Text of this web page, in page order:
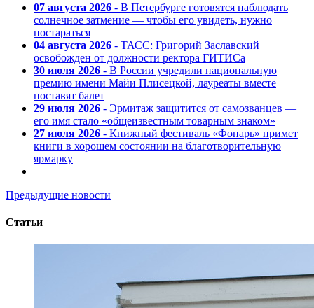
07 августа 2026 - В Петербурге готовятся наблюдать
солнечное затмение — чтобы его увидеть, нужно
постараться
04 августа 2026 - ТАСС: Григорий Заславский
освобожден от должности ректора ГИТИСа
30 июля 2026 - В России учредили национальную
премию имени Майи Плисецкой, лауреаты вместе
поставят балет
29 июля 2026 - Эрмитаж защитится от самозванцев —
его имя стало «общеизвестным товарным знаком»
27 июля 2026 - Книжный фестиваль «Фонарь» примет
книги в хорошем состоянии на благотворительную
ярмарку
Предыдущие новости
Статьи